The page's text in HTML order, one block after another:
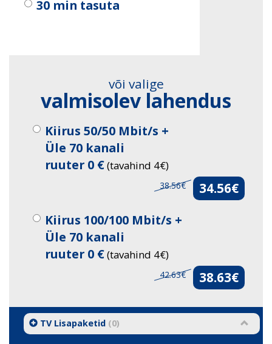
30 min tasuta
või valige
valmisolev lahendus
Kiirus 50/50 Mbit/s +
Üle 70 kanali
ruuter 0 €(tavahind 4€)
34.56€
38.56€
Kiirus 100/100 Mbit/s +
Üle 70 kanali
ruuter 0 €(tavahind 4€)
38.63€
42.63€
TV Lisapaketid (0)